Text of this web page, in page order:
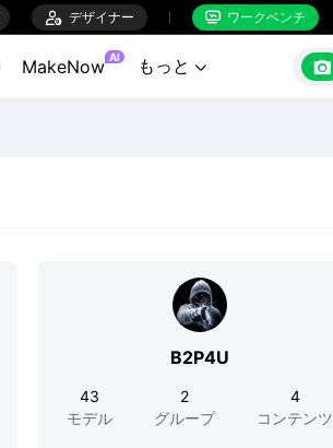
 デザイナー  ワークベンチ
MakeNow AI もっと  
B2P4U
43
モデル
2
グループ
4
コンテンツ